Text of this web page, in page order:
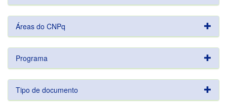
Áreas do CNPq
Programa
Tipo de documento